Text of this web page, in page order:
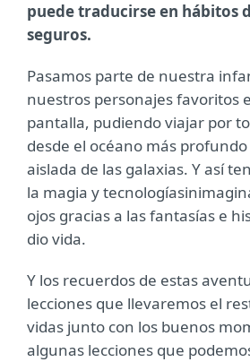
puede traducirse en hábitos
seguros.
Pasamos parte de nuestra
nuestros personajes favoritos
pantalla, pudiendo viajar por
desde el océano más
aislada de las galaxias. Y así
la magia y
ojos gracias a las fantasías e
dio vida.
Y los recuerdos de estas
lecciones que llevaremos el
vidas junto con los buenos
algunas lecciones que